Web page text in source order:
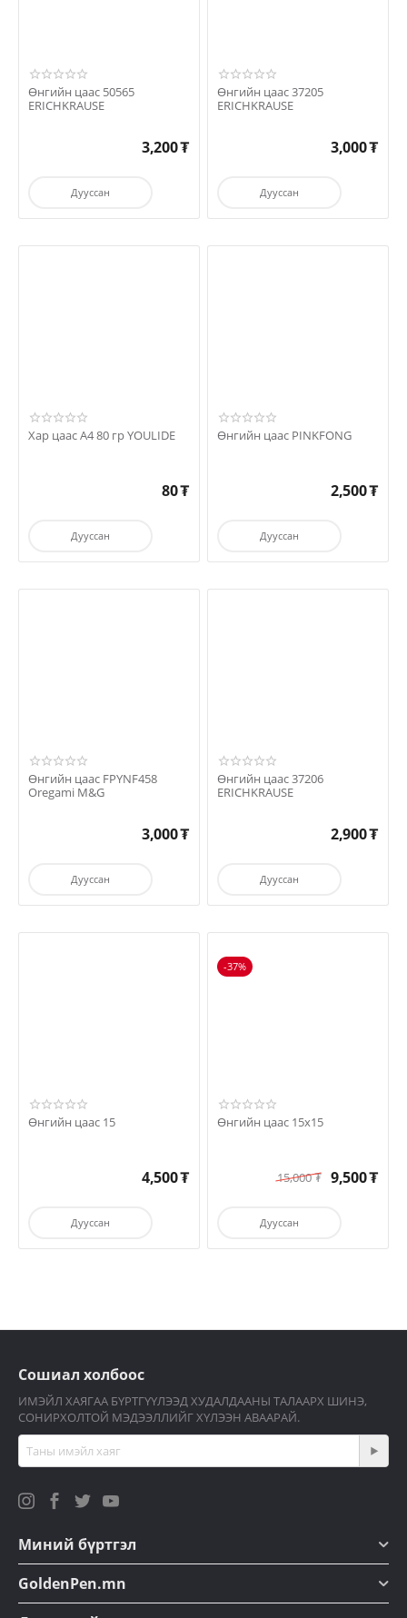
Өнгийн цаас 50565
ERICHKRAUSE
3,200₮
Дууссан
Өнгийн цаас 37205
ERICHKRAUSE
3,000₮
Дууссан
Хар цаас А4 80 гр YOULIDE
80₮
Дууссан
Өнгийн цаас PINKFONG
2,500₮
Дууссан
Өнгийн цаас FPYNF458
Oregami M&G
3,000₮
Дууссан
Өнгийн цаас 37206
ERICHKRAUSE
2,900₮
Дууссан
Өнгийн цаас 15
4,500₮
Дууссан
-37%
Өнгийн цаас 15x15
15,000₮ 9,500₮
Дууссан
Сошиал холбоос
ИМЭЙЛ ХАЯГАА БҮРТГҮҮЛЭЭД ХУДАЛДААНЫ ТАЛААРХ ШИНЭ,
СОНИРХОЛТОЙ МЭДЭЭЛЛИЙГ ХҮЛЭЭН АВААРАЙ.
Миний бүртгэл
GoldenPen.mn